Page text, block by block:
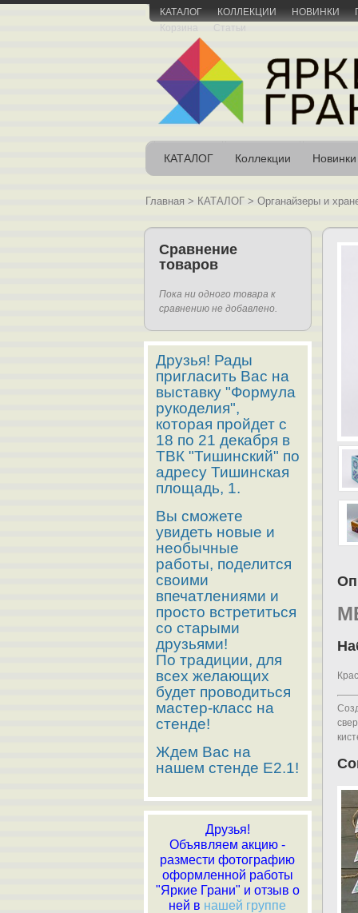
КАТАЛОГ КОЛЛЕКЦИИ НОВИНКИ
Корзина
Статьи
КАТАЛОГ Коллекции Новинки
Главная > КАТАЛОГ > Органайзеры и
Сравнение
товаров
Пока ни одного товара к
сравнению не добавлено.
Друзья! Рады
пригласить Вас на
выставку "Формула
рукоделия",
которая пройдет с
18 по 21 декабря в
ТВК "Тишинский" по
адресу Тишинская
площадь, 1.
Вы сможете
увидеть новые и
необычные
работы, поделится
своими
впечатлениями и
просто встретиться
со старыми
друзьями!
По традиции, для
всех желающих
будет проводиться
мастер-класс на
стенде!
Ждем Вас на
нашем стенде E2.1!
Друзья!
Объявляем акцию -
размести фотографию
оформленной работы
"Яркие Грани" и отзыв о
ней в нашей группе